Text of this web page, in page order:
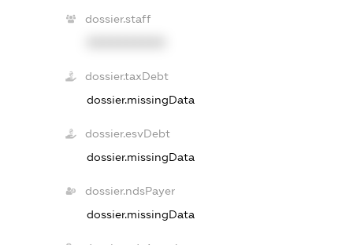
dossier.staff
dossier.taxDebt
dossier.missingData
dossier.esvDebt
dossier.missingData
dossier.ndsPayer
dossier.missingData